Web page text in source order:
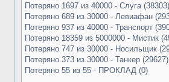
Потеряно 1697 из 40000 - Слуга (38303)
Потеряно 689 из 30000 - Левиафан
Потеряно 937 из 40000 - Транспорт
Потеряно 18359 из 5000000 - Мистик
Потеряно 747 из 30000 - Носильщик
Потеряно 373 из 30000 - Танкер (29627)
Потеряно 55 из 55 - ПРОКЛАД (0)